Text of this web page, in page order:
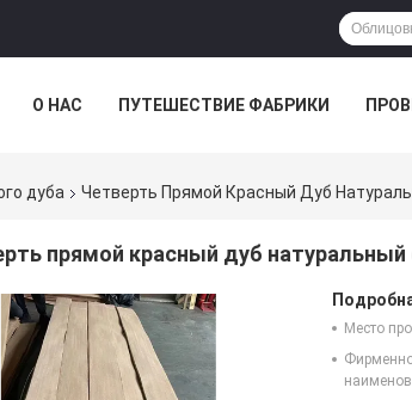
О НАС ПУТЕШЕСТВИЕ ФАБРИКИ
дуба Четверть Прямой Красный Дуб
прямой красный дуб
Место